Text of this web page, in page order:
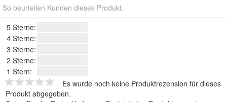
So beurteilen Kunden dieses Produkt.
5 Sterne:
4 Sterne:
3 Sterne:
2 Sterne:
1 Stern:
Es wurde noch keine Produktrezension für dieses
Produkt abgegeben.